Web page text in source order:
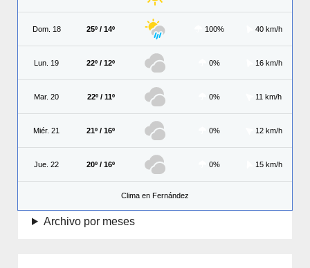
Dom. 18 25º / 14º 100% 40 km/h
Lun. 19 22º / 12º 0% 16 km/h
Mar. 20 22º / 11º 0% 11 km/h
Miér. 21 21º / 16º 0% 12 km/h
Jue. 22 20º / 16º 0% 15 km/h
Clima en Fernández
Archivo por meses